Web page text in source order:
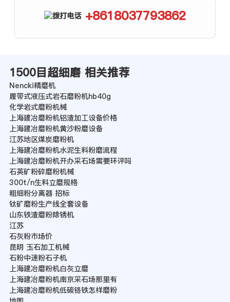
+8618037793862
1500目超细磨 相关推荐
Nencki精磨机
履带式液压式岩石磨粉机hb40g
化学岩式磨粉机械
上海建冶磨粉机铝渣加工设备价格
上海建冶磨粉机黄沙粉磨设备
江苏地区煤炭磨粉机
上海建冶磨粉机水泥生料粉磨流程
上海建冶磨粉机开办采石场需要环评吗
石英矿粉碎磨粉机械
300t/n生料立磨规格
粗细粉分离器 招标
钛矿磨粉生产线全套设备
山东铁渣磨粉除锈机
江苏
石灰粉市场价
昆明 玉石加工机械
石粉中速粉石子机
上海建冶磨粉机白灰立磨
上海建冶磨粉机南京采石场那里有
上海建冶磨粉机低碳铬铁怎样磨粉